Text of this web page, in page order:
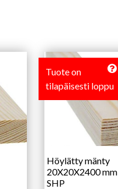
Tuote on
tilapäisesti loppu
Höylätty mänty
20X20X2400 mm
SHP